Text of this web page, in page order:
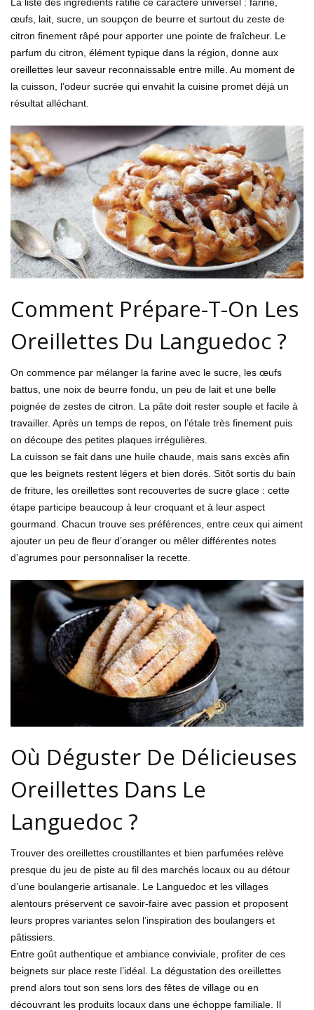
œufs, lait, sucre, un soupçon de beurre et surtout du zeste de
citron finement râpé pour apporter une pointe de fraîcheur. Le
parfum du citron, élément typique dans la région, donne aux
oreillettes leur saveur reconnaissable entre mille. Au moment de
la cuisson, l’odeur sucrée qui envahit la cuisine promet déjà un
résultat alléchant.
Comment Prépare-T-On Les
Oreillettes Du Languedoc ?
On commence par mélanger la farine avec le sucre, les œufs
battus, une noix de beurre fondu, un peu de lait et une belle
poignée de zestes de citron. La pâte doit rester souple et facile à
travailler. Après un temps de repos, on l’étale très finement puis
on découpe des petites plaques irrégulières.
La cuisson se fait dans une huile chaude, mais sans excès afin
que les beignets restent légers et bien dorés. Sitôt sortis du bain
de friture, les oreillettes sont recouvertes de sucre glace : cette
étape participe beaucoup à leur croquant et à leur aspect
gourmand. Chacun trouve ses préférences, entre ceux qui aiment
ajouter un peu de fleur d’oranger ou mêler différentes notes
d’agrumes pour personnaliser la recette.
Où Déguster De Délicieuses
Oreillettes Dans Le
Languedoc ?
Trouver des oreillettes croustillantes et bien parfumées relève
presque du jeu de piste au fil des marchés locaux ou au détour
d’une boulangerie artisanale. Le Languedoc et les villages
alentours préservent ce savoir-faire avec passion et proposent
leurs propres variantes selon l’inspiration des boulangers et
pâtissiers.
Entre goût authentique et ambiance conviviale, profiter de ces
beignets sur place reste l’idéal. La dégustation des oreillettes
prend alors tout son sens lors des fêtes de village ou en
découvrant les produits locaux dans une échoppe familiale. Il